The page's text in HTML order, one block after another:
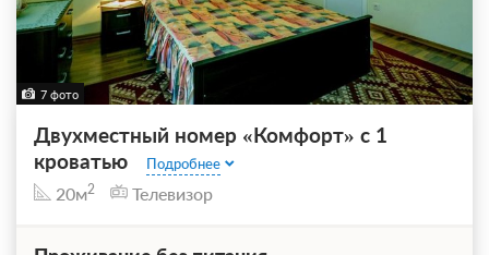
7 фото
Двухместный номер «Комфорт» с 1
кроватью
Подробнее
20м2 Телевизор